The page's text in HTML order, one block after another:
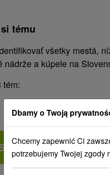
tému
všetky mestá,
nádrže a kúpele na
tém:
NÍŽINY,
KOTLINY,
POHORIA
Dbamy o Twoją
Chcemy zapewnić Ci
potrzebujemy Twojej zgody